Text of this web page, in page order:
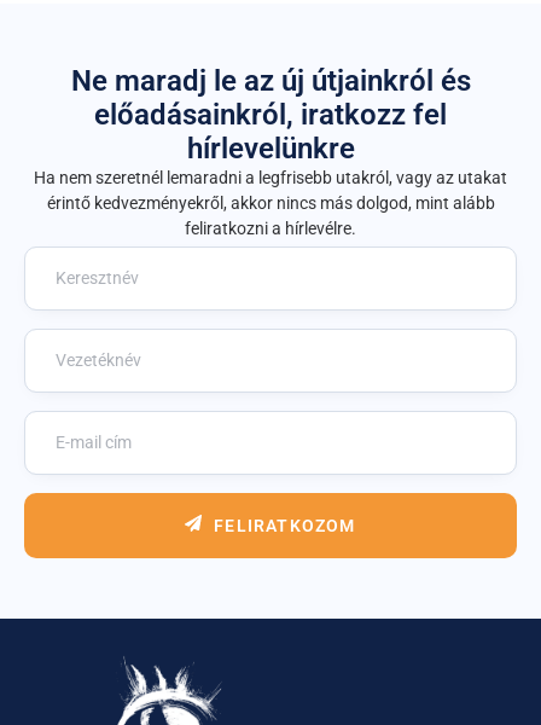
Ne maradj le az új útjainkról és
előadásainkról, iratkozz fel
hírlevelünkre
Ha nem szeretnél lemaradni a legfrisebb utakról, vagy az utakat
érintő kedvezményekről, akkor nincs más dolgod, mint alább
feliratkozni a hírlevélre.
FELIRATKOZOM